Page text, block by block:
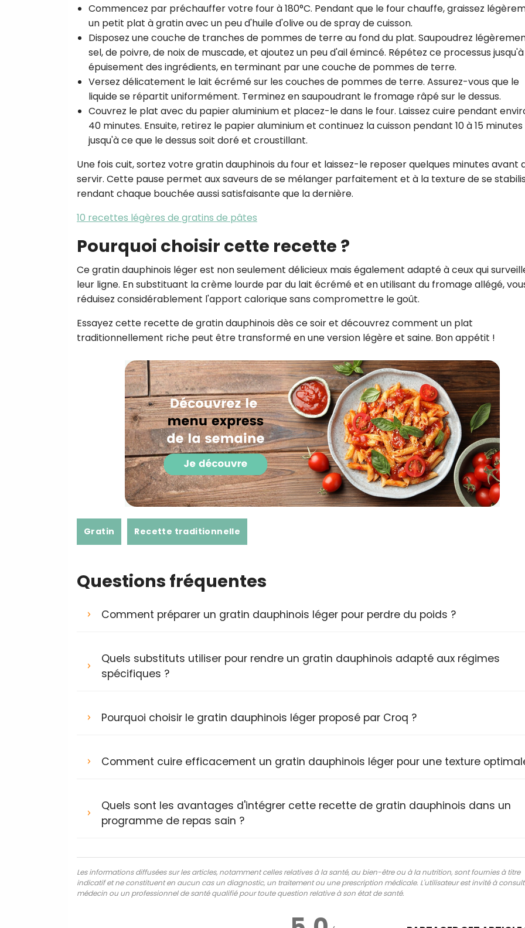
Commencez par préchauffer votre four à 180°C. Pendant que le four chauffe, graissez
un petit plat à gratin avec un peu d'huile d'olive ou de spray de cuisson.
Disposez une couche de tranches de pommes de terre au fond du plat. Saupoudrez
sel, de poivre, de noix de muscade, et ajoutez un peu d'ail émincé. Répétez ce processus jusqu'à
épuisement des ingrédients, en terminant par une couche de pommes de terre.
Versez délicatement le lait écrémé sur les couches de pommes de terre. Assurez-vous que le
liquide se répartit uniformément. Terminez en saupoudrant le fromage râpé sur le dessus.
Couvrez le plat avec du papier aluminium et placez-le dans le four. Laissez cuire pendant
40 minutes. Ensuite, retirez le papier aluminium et continuez la cuisson pendant 10 à 15 minutes
jusqu'à ce que le dessus soit doré et croustillant.
Une fois cuit, sortez votre gratin dauphinois du four et laissez-le reposer quelques minutes avant
servir. Cette pause permet aux saveurs de se mélanger parfaitement et à la texture de se
rendant chaque bouchée aussi satisfaisante que la dernière.
10 recettes légères de gratins de pâtes
Pourquoi choisir cette recette ?
Ce gratin dauphinois léger est non seulement délicieux mais également adapté à ceux qui
leur ligne. En substituant la crème lourde par du lait écrémé et en utilisant du fromage allégé,
réduisez considérablement l'apport calorique sans compromettre le goût.
Essayez cette recette de gratin dauphinois dès ce soir et découvrez comment un plat
traditionnellement riche peut être transformé en une version légère et saine. Bon appétit !
Gratin Recette traditionnelle
Questions fréquentes
Comment préparer un gratin dauphinois léger pour perdre du poids ?
Quels substituts utiliser pour rendre un gratin dauphinois adapté aux régimes
spécifiques ?
Pourquoi choisir le gratin dauphinois léger proposé par Croq ?
Comment cuire efficacement un gratin dauphinois léger pour une texture
Quels sont les avantages d'intégrer cette recette de gratin dauphinois dans un
programme de repas sain ?
Les informations diffusées sur les articles, notamment celles relatives à la santé, au bien-être ou à la nutrition, sont fournies à titre
indicatif et ne constituent en aucun cas un diagnostic, un traitement ou une prescription médicale. L'utilisateur est invité à
médecin ou un professionnel de santé qualifié pour toute question relative à son état de santé.
des informations sur le terminal
utilisez. Pour en savoir plus sur ces
voir notre
Je reçois mon cadeau !
Votre adresse email sera utilisée par Digital Prisma
envoyer votre newsletter contenant des offres
personnalisées. Vous pourrez vous désinscrire en
désabonnement intégré dans la newsletter. Pour en
exercer vos droits, prenez connaissance de notreCharte
Confidentialité.